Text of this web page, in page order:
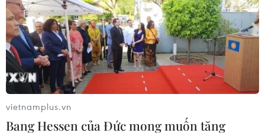
TIN CÙNG CHUYÊN MỤC
Xe điện Trung Quốc mở rộng
cuộc đua công nghệ ra Đông Nam Á
08/08/2026 03:00
vietnamplus.vn
Bang Hessen của Đức mong muốn tăng